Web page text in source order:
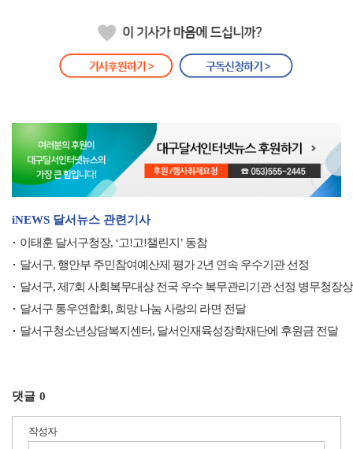
iNEWS 달서뉴스 관련기사
이태훈 달서구청장, ‘고!고!챌린지’ 동참
달서구, 행안부 주민참여예산제 평가 2년 연속 우수기관 선정
달서구, 제7회 사회복무대상 전국 우수 복무관리기관 선정 병무청장
달서구 통우연합회, 희망 나눔 사랑의 라면 전달
달서구청소년상담복지센터, 달서인재육성장학재단에 후원금 전달
댓글 0
작성자